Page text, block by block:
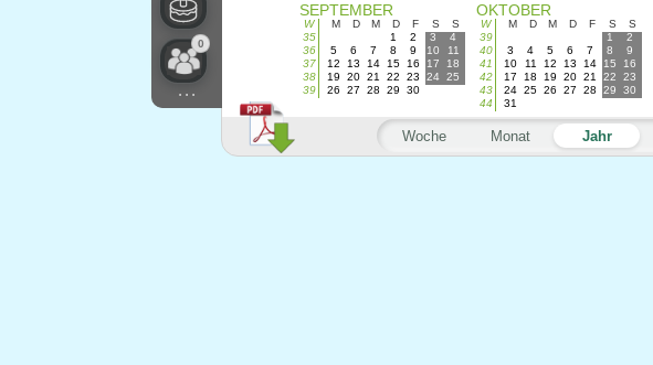
0
...
SEPTEMBER
W M D M D F S
S
35
1 2 3
4
36
5 6 7 8 9 10
11
37
12 13 14 15 16 17
18
38
19 20 21 22 23 24
25
39
26 27 28 29 30
OKTOBER
W M D M D F S
S
39
1
2
40
3 4 5 6 7 8
9
41
10 11 12 13 14 15
16
42
17 18 19 20 21 22
23
43
24 25 26 27 28 29
30
44
31
Woche Monat Jahr